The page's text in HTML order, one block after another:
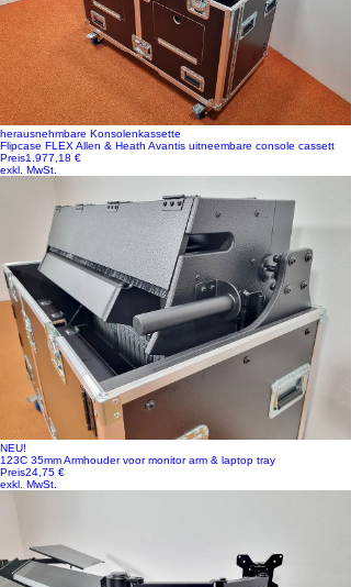
herausnehmbare Konsolenkassette
Flipcase FLEX Allen & Heath Avantis uitneembare console cassett
Preis1.977,18 €
exkl. MwSt.
NEU!
123C 35mm Armhouder voor monitor arm & laptop tray
Preis24,75 €
exkl. MwSt.